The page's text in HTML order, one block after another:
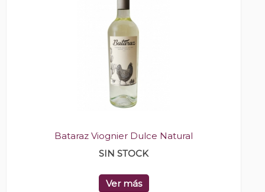
Bataraz Viognier Dulce Natural
SIN STOCK
Ver más